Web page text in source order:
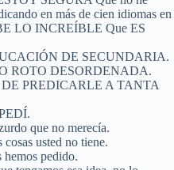
en más de cien idiomas en
LO INCREÍBLE Que ES
DE SECUNDARIA.
ROTO DESORDENADA.
PREDICARLE A TANTA
que no merecía.
usted no tiene.
pedido.